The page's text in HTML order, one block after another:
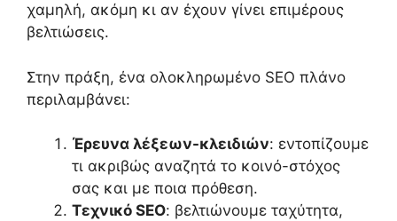
χαμηλή, ακόμη κι αν έχουν γίνει επιμέρους
βελτιώσεις.
Στην πράξη, ένα ολοκληρωμένο SEO πλάνο
περιλαμβάνει:
Έρευνα λέξεων-κλειδιών: εντοπίζουμε
τι ακριβώς αναζητά το κοινό-στόχος
σας και με ποια πρόθεση.
Τεχνικό SEO: βελτιώνουμε ταχύτητα,